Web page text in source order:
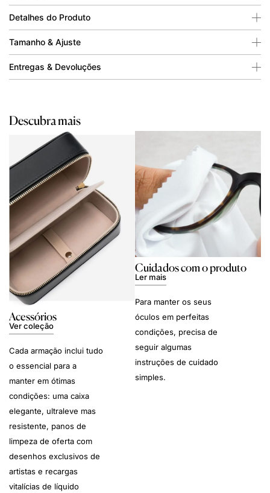
Detalhes do Produto
Tamanho & Ajuste
Entregas & Devoluções
Descubra mais
Acessórios
Ver coleção
Cada armação inclui tudo
o essencial para a
manter em ótimas
condições: uma caixa
elegante, ultraleve mas
resistente, panos de
limpeza de oferta com
desenhos exclusivos de
artistas e recargas
vitalícias de líquido
Cuidados com o produto
Ler mais
Para manter os seus
óculos em perfeitas
condições, precisa de
seguir algumas
instruções de cuidado
simples.